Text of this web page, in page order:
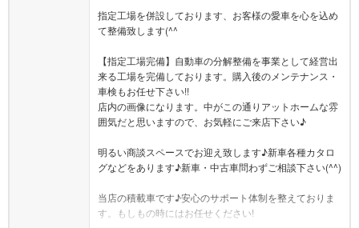
指定工場を併設しております、お客様の愛車を心を込め
て整備致します(^^ゞ
【指定工場完備】自動車の分解整備を事業として経営出
来る工場を完備しております。購入後のメンテナンス・
車検もお任せ下さい!!
店内の画像になります。中がこの通りアットホームな雰
囲気だと思いますので、お気軽にご来店下さい♪
明るい商談スペースでお迎え致します♪新車各種カタロ
グなどをあります♪新車・中古車問わずご相談下さい(^^)
当店の積載車です♪安心のサポート体制を整えておりま
す。もしもの時にはお任せください!